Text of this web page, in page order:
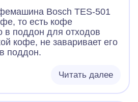
Bosch TES-501
то есть кофе
в поддон для отходов
кофе, не заваривает его
поддон.
Читать далее